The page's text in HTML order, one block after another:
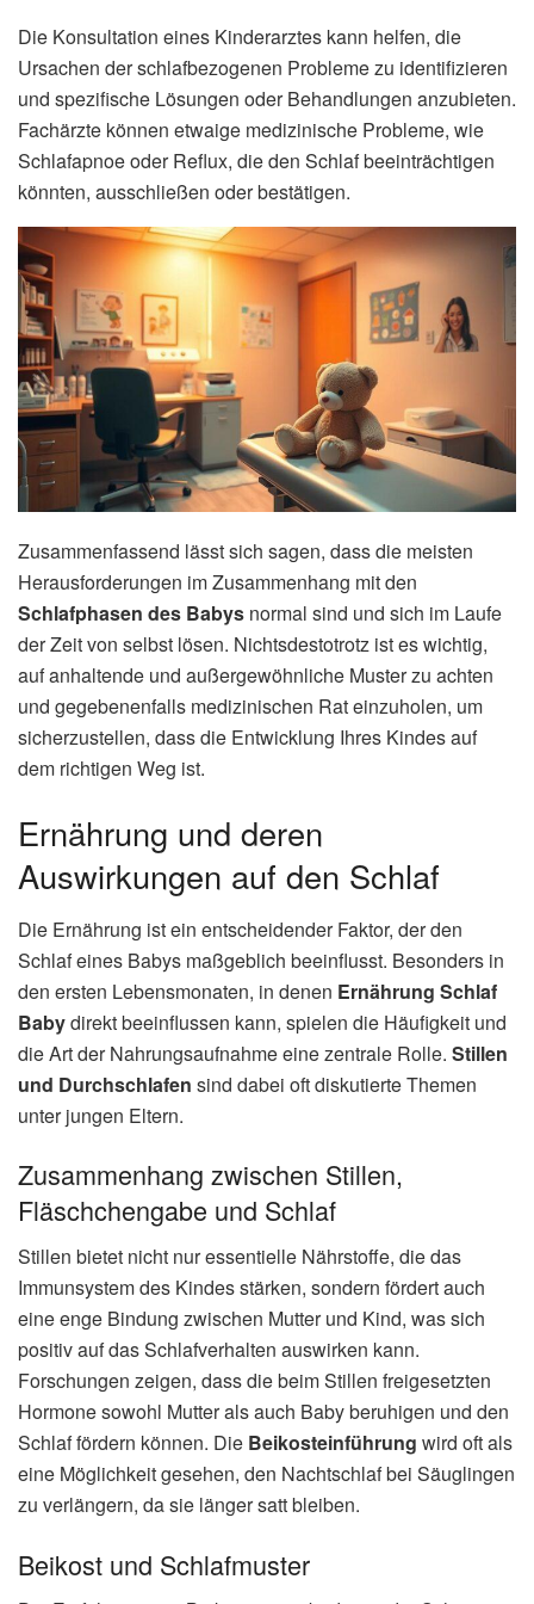
Die Konsultation eines Kinderarztes kann helfen, die
Ursachen der schlafbezogenen Probleme zu identifizieren
und spezifische Lösungen oder Behandlungen anzubieten.
Fachärzte können etwaige medizinische Probleme, wie
Schlafapnoe oder Reflux, die den Schlaf beeinträchtigen
könnten, ausschließen oder bestätigen.
Zusammenfassend lässt sich sagen, dass die meisten
Herausforderungen im Zusammenhang mit den
Schlafphasen des Babys normal sind und sich im Laufe
der Zeit von selbst lösen. Nichtsdestotrotz ist es wichtig,
auf anhaltende und außergewöhnliche Muster zu achten
und gegebenenfalls medizinischen Rat einzuholen, um
sicherzustellen, dass die Entwicklung Ihres Kindes auf
dem richtigen Weg ist.
Ernährung und deren
Auswirkungen auf den Schlaf
Die Ernährung ist ein entscheidender Faktor, der den
Schlaf eines Babys maßgeblich beeinflusst. Besonders in
den ersten Lebensmonaten, in denen Ernährung Schlaf
Babydirekt beeinflussen kann, spielen die Häufigkeit und
die Art der Nahrungsaufnahme eine zentrale Rolle. Stillen
und Durchschlafen sind dabei oft diskutierte Themen
unter jungen Eltern.
Zusammenhang zwischen Stillen,
Fläschchengabe und Schlaf
Stillen bietet nicht nur essentielle Nährstoffe, die das
Immunsystem des Kindes stärken, sondern fördert auch
eine enge Bindung zwischen Mutter und Kind, was sich
positiv auf das Schlafverhalten auswirken kann.
Forschungen zeigen, dass die beim Stillen freigesetzten
Hormone sowohl Mutter als auch Baby beruhigen und den
Schlaf fördern können. Die Beikosteinführung wird oft als
eine Möglichkeit gesehen, den Nachtschlaf bei Säuglingen
zu verlängern, da sie länger satt bleiben.
Beikost und Schlafmuster